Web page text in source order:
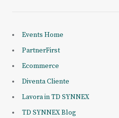
Events Home
PartnerFirst
Ecommerce
Diventa Cliente
Lavora in TD SYNNEX
TD SYNNEX Blog